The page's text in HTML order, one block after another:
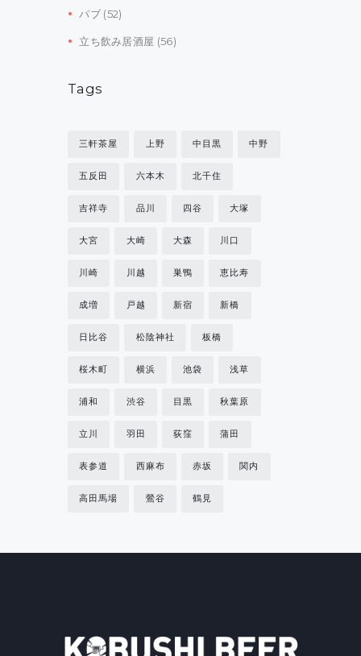
パブ(52)
立ち飲み居酒屋 (56)
Tags
三軒茶屋 上野 中目黒 中野
五反田 六本木 北千住
吉祥寺 品川 四谷 大塚
大宮 大崎 大森 川口
川崎 川越 巣鴨 恵比寿
成増 戸越 新宿 新橋
日比谷 松陰神社 板橋
桜木町 横浜 池袋 浅草
浦和 渋谷 目黒 秋葉原
立川 羽田 荻窪 蒲田
表参道 西麻布 赤坂 関内
高田馬場 鶯谷 鶴見